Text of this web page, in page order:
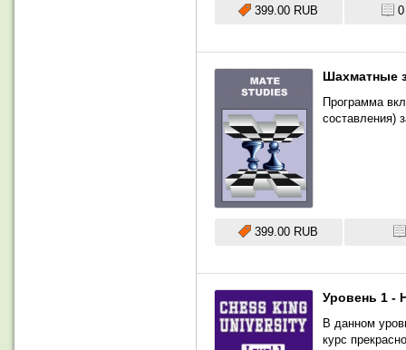
399.00 RUB
Шахматные
Программа
составления)
399.00 RUB
Уровень 1 -
В данном
курс